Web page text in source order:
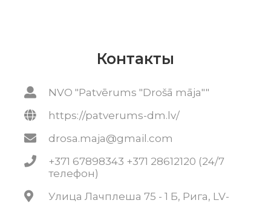
Контакты
NVO "Patvērums "Drošā māja""
https://patverums-dm.lv/
drosa.maja@gmail.com
+371 67898343 +371 28612120 (24/7
телефон)
Улица Лачплеша 75 - 1 Б, Рига, LV-